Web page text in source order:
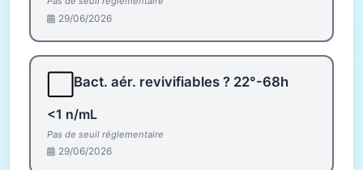
29/06/2026
Bact. aér. revivifiables ? 22°-68h
<1 n/mL
Pas de seuil réglementaire
29/06/2026